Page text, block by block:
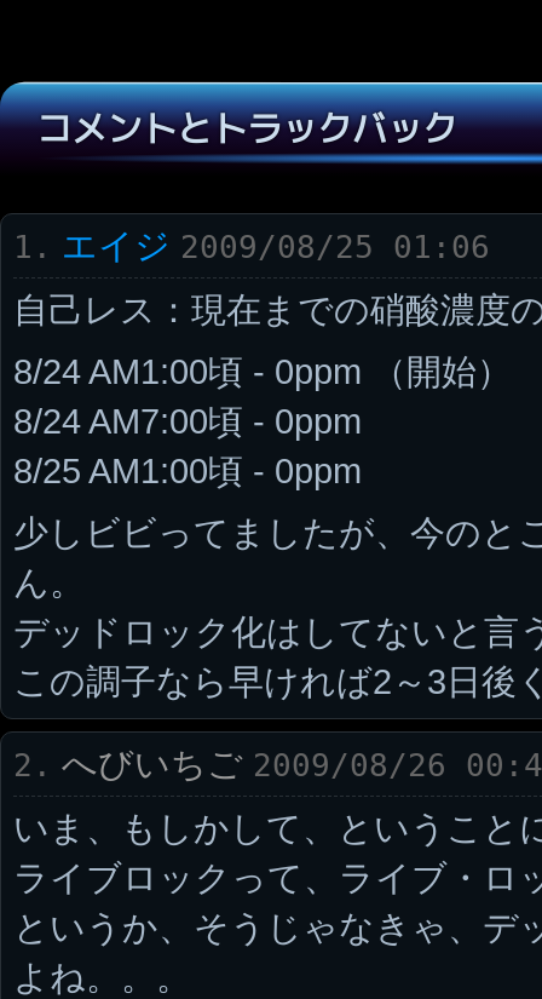
コメントとトラックバック
1. エイジ 2009/08/25 01:06
自己レス：現在までの硝酸濃度
8/24 AM1:00頃 - 0ppm （開始）
8/24 AM7:00頃 - 0ppm
8/25 AM1:00頃 - 0ppm
少しビビってましたが、今のと
ん。
デッドロック化はしてないと言
この調子なら早ければ2～3日後
2. へびいちご 2009/08/26
いま、もしかして、ということ
ライブロックって、ライブ・
というか、そうじゃなきゃ、デ
よね。。。